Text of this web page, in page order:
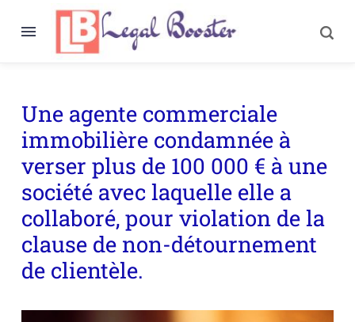
Une agente commerciale
immobilière condamnée à
verser plus de 100 000 € à une
société avec laquelle elle a
collaboré, pour violation de la
clause de non-détournement
de clientèle.